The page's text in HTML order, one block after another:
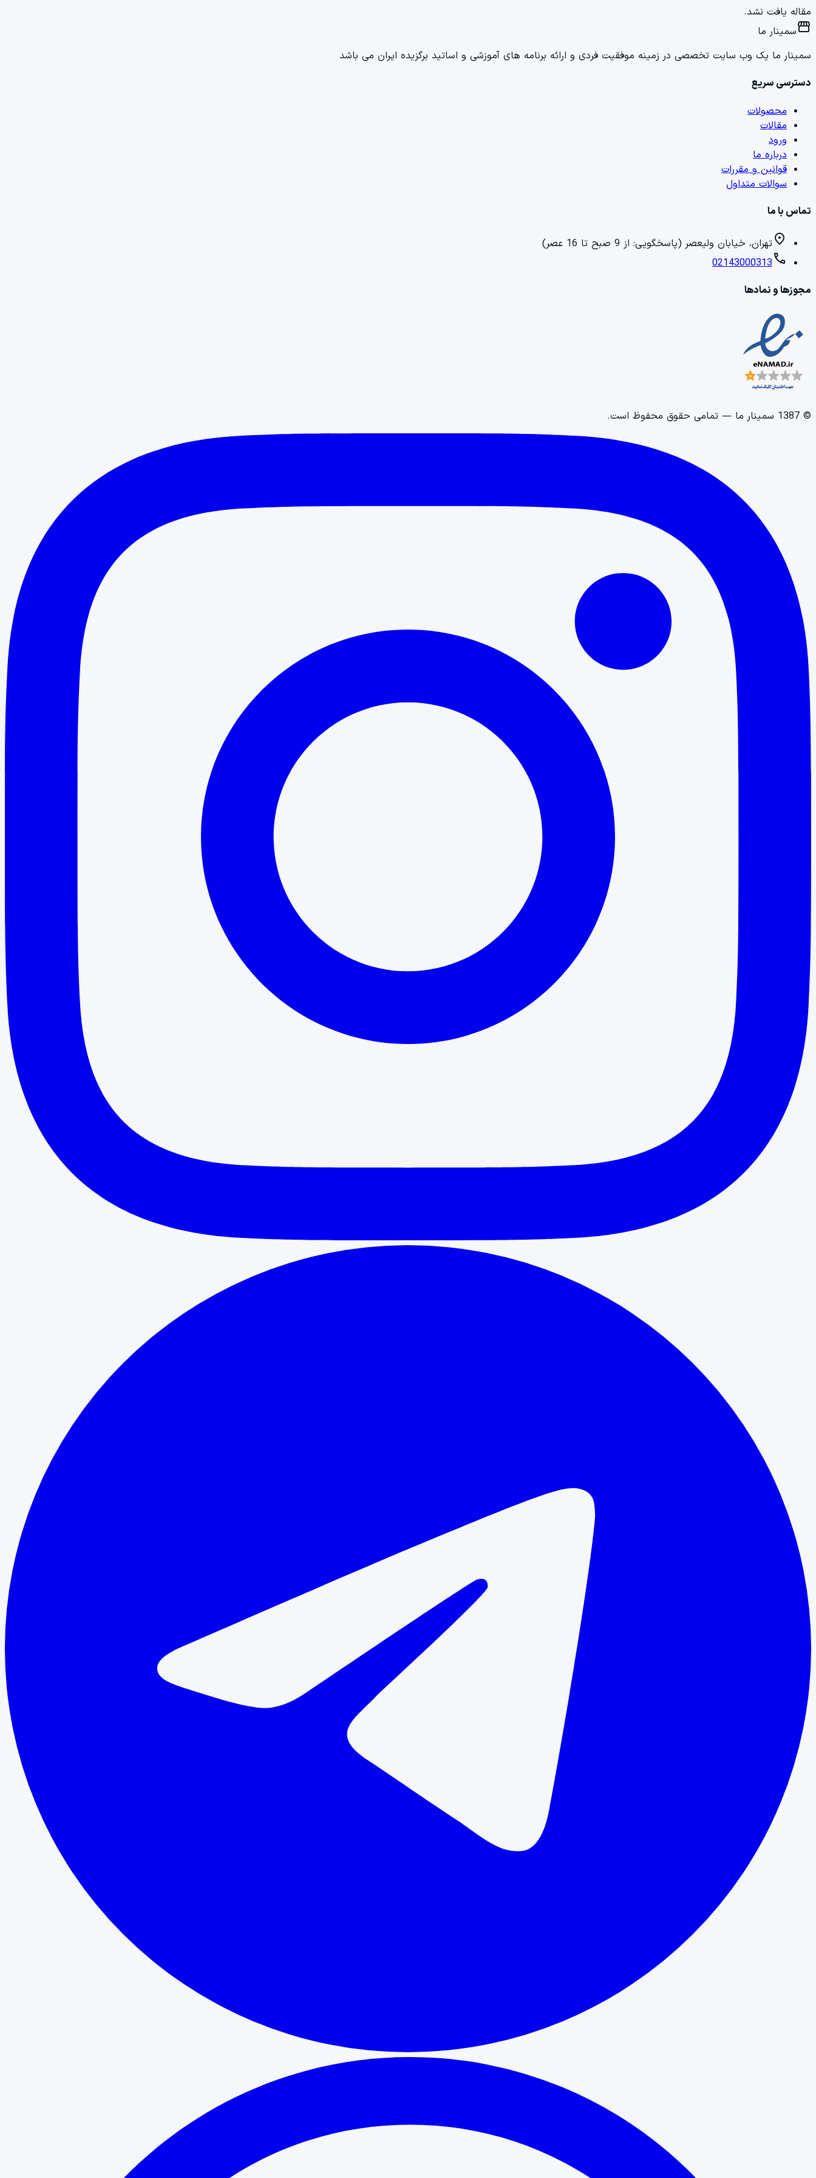
مقاله یافت نشد.
storefrontسمینار ما
سمینار ما یک وب سایت تخصصی در زمینه موفقیت فردی و ارائه برنامه های آموزشی و اساتید برگزیده ایران می باشد
دسترسی سریع
محصولات
مقالات
ورود
درباره ما
قوانین و مقررات
سوالات متداول
تماس با ما
location_onتهران، خیابان ولیعصر (پاسخگویی: از 9 صبح تا 16 عصر)
call
02143000313
مجوزها و نمادها
©
1387 سمینار ما — تمامی حقوق محفوظ است.